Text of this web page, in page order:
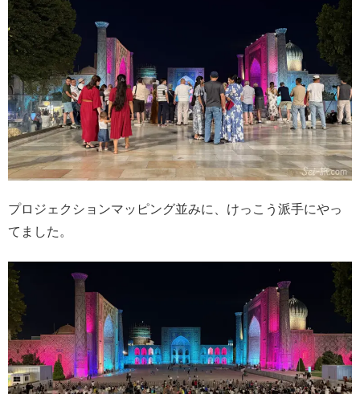
プロジェクションマッピング並みに、けっこう派手にやっ
てました。